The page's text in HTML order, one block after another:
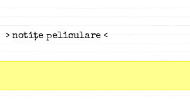
> notiţe peliculare <